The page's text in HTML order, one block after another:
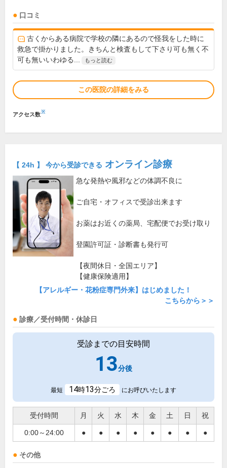
口コミ
古くからある病院で学校の隣にあるので怪我をした時に
救急で掛かりました。きちんと検査もして下さり可も無く不
可も無いいわゆる...
もっと読む
この医院の詳細をみる
アクセス数※
【 24h 】 今から受診できる オンライン診療
急な発熱や風邪などの体調不良に
ご自宅・オフィスで受診出来ます
お薬はお近くの薬局、宅配便でお受け取り
登園許可証・診断書も発行可
【夜間休日・全国エリア】
【健康保険適用】
【アレルギー・花粉症専門外来】はじめました！
こちらから＞＞
診療／受付時間・休診日
受診までの目安時間
13分後
最短 14時13分ごろ にお呼びいたします
受付時間 月 火 水 木 金 土 日 祝
0:00～24:00 ● ● ● ● ● ● ● ●
その他